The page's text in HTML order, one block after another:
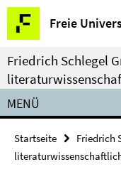
Springe
direkt
zu
Inhalt
Freie
Service-
Navigation
Friedrich Schlegel
MENÜ
Startseite
Friedrich